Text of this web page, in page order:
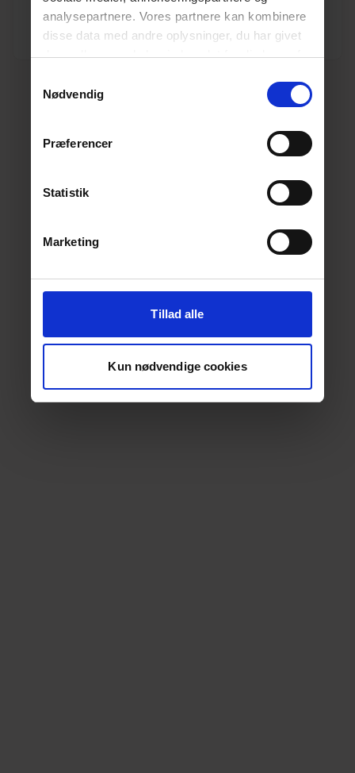
analysepartnere. Vores partnere kan kombinere
disse data med andre oplysninger, du har givet
dem, eller som de har indsamlet fra din brug af
Nødvendig
Præferencer
Statistik
Marketing
Tillad alle
Kun nødvendige cookies
ProducentUni-
Seals